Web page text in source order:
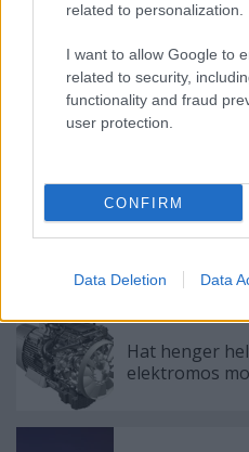
related to personalization.
I want to allow Google to
related to security,
functionality and fraud
user protection.
CONFIRM
Data Deletion Data
Ajánlott bejegyzések:
A kínai Ikarus
Hat henger
elektromos